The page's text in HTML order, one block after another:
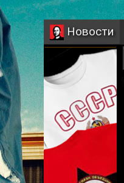
Новости